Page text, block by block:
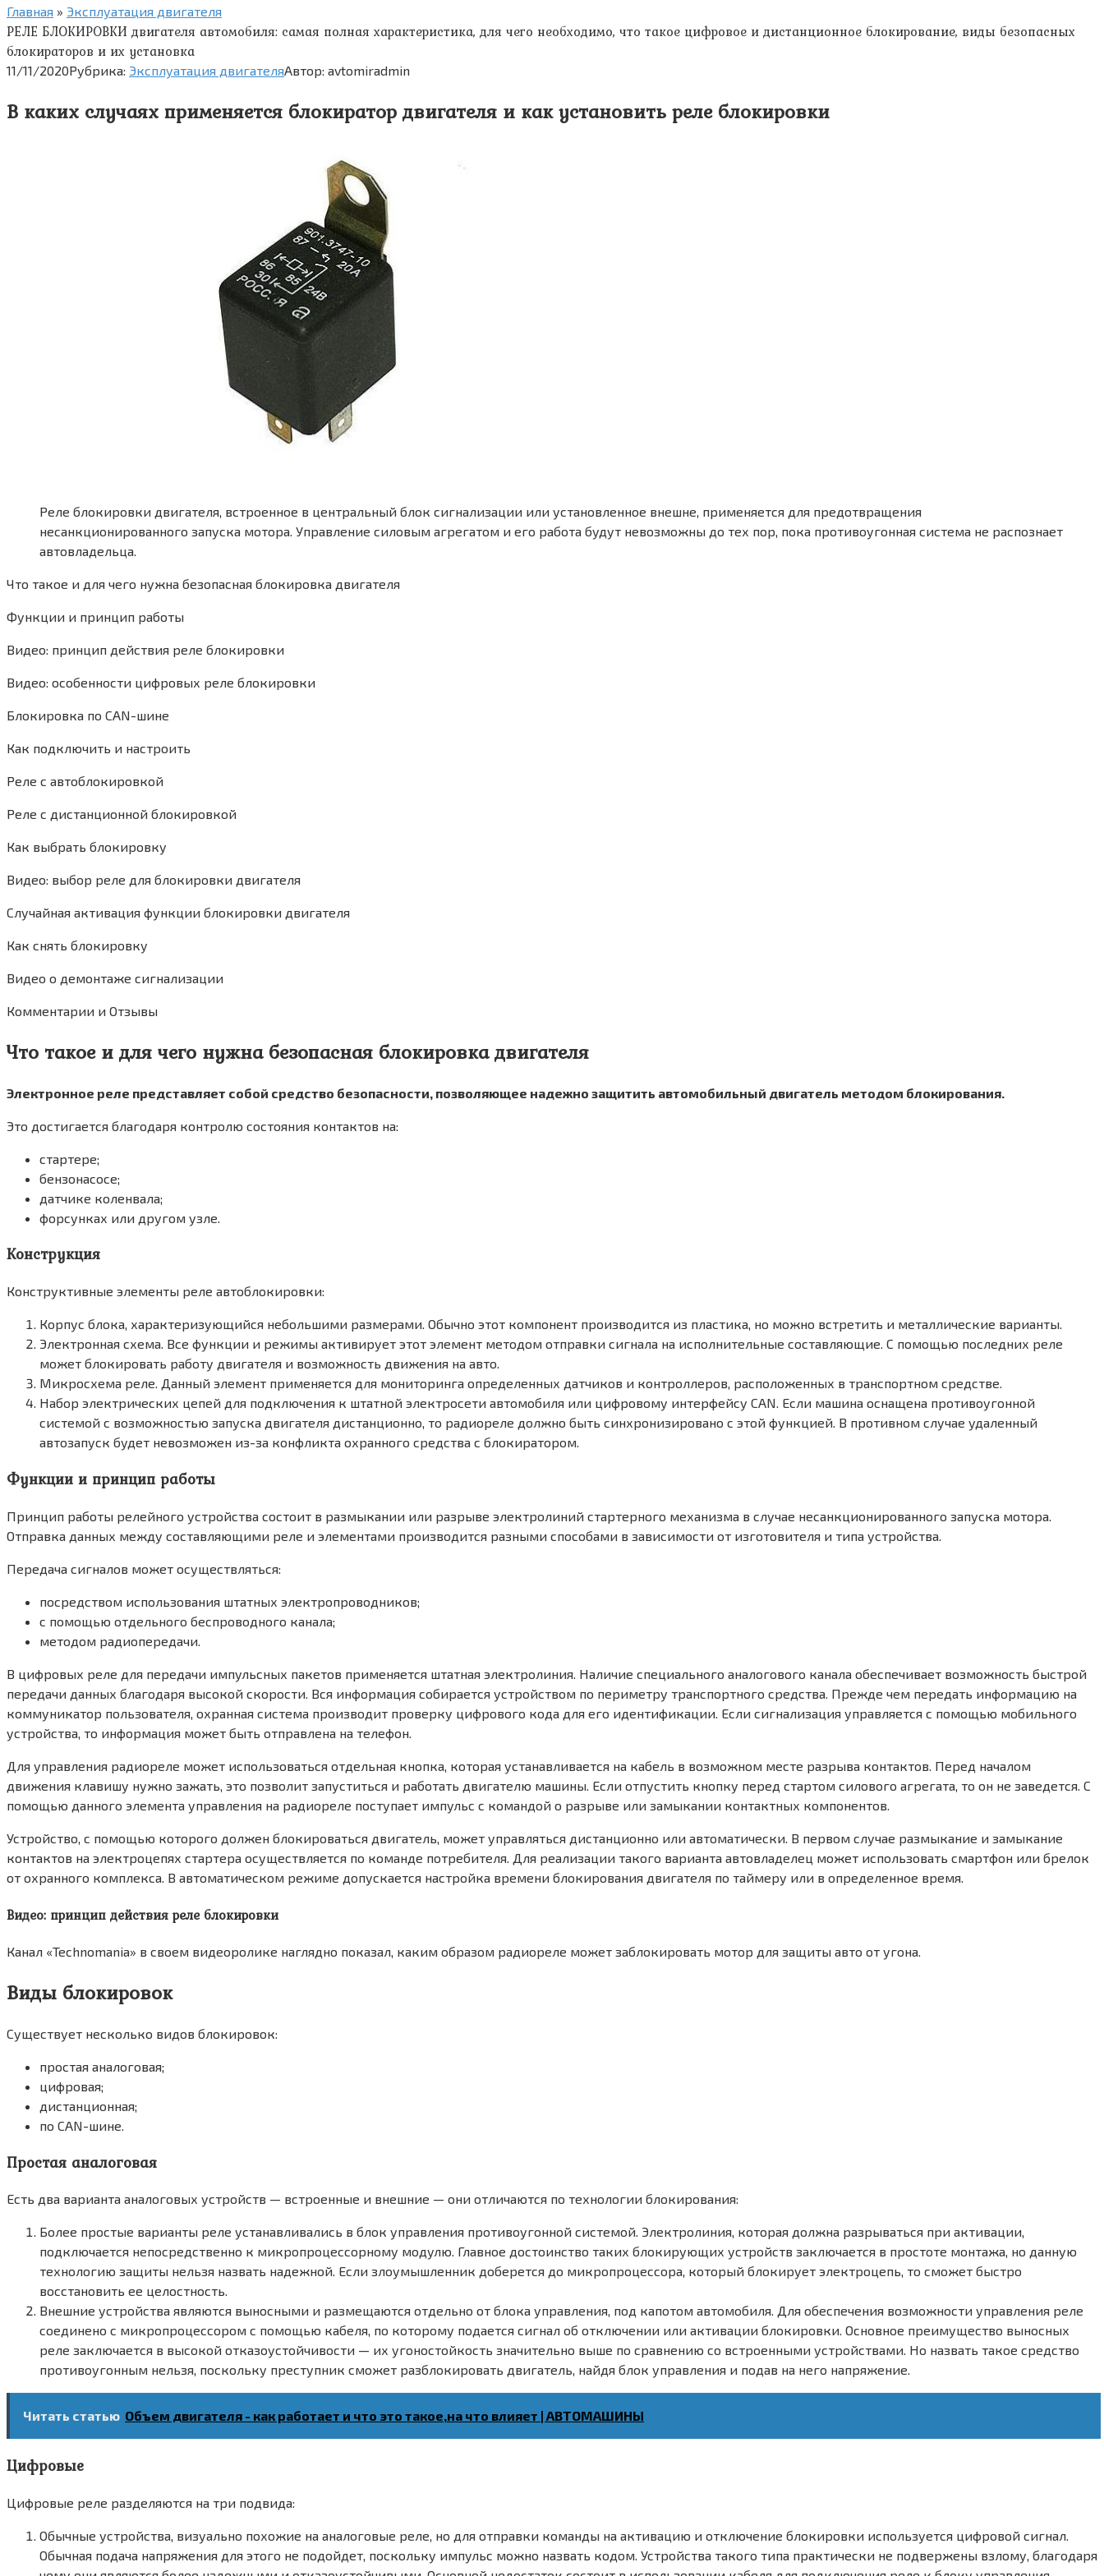
Главная » Эксплуатация двигателя
РЕЛЕ БЛОКИРОВКИ двигателя автомобиля: самая полная характеристика, для чего необходимо, что такое цифровое и дистанционное блокирование, виды безопасных
блокираторов и их установка
11/11/2020Рубрика: Эксплуатация двигателяАвтор: avtomiradmin
В каких случаях применяется блокиратор двигателя и как установить реле блокировки
Реле блокировки двигателя, встроенное в центральный блок сигнализации или установленное внешне, применяется для предотвращения
несанкционированного запуска мотора. Управление силовым агрегатом и его работа будут невозможны до тех пор, пока противоугонная система не распознает
автовладельца.
Что такое и для чего нужна безопасная блокировка двигателя
Функции и принцип работы
Видео: принцип действия реле блокировки
Видео: особенности цифровых реле блокировки
Блокировка по CAN-шине
Как подключить и настроить
Реле с автоблокировкой
Реле с дистанционной блокировкой
Как выбрать блокировку
Видео: выбор реле для блокировки двигателя
Случайная активация функции блокировки двигателя
Как снять блокировку
Видео о демонтаже сигнализации
Комментарии и Отзывы
Что такое и для чего нужна безопасная блокировка двигателя
Электронное реле представляет собой средство безопасности, позволяющее надежно защитить автомобильный двигатель методом блокирования.
Это достигается благодаря контролю состояния контактов на:
стартере;
бензонасосе;
датчике коленвала;
форсунках или другом узле.
Конструкция
Конструктивные элементы реле автоблокировки:
Корпус блока, характеризующийся небольшими размерами. Обычно этот компонент производится из пластика, но можно встретить и металлические варианты.
Электронная схема. Все функции и режимы активирует этот элемент методом отправки сигнала на исполнительные составляющие. С помощью последних реле
может блокировать работу двигателя и возможность движения на авто.
Микросхема реле. Данный элемент применяется для мониторинга определенных датчиков и контроллеров, расположенных в транспортном средстве.
Набор электрических цепей для подключения к штатной электросети автомобиля или цифровому интерфейсу CAN. Если машина оснащена противоугонной
системой с возможностью запуска двигателя дистанционно, то радиореле должно быть синхронизировано с этой функцией. В противном случае удаленный
автозапуск будет невозможен из-за конфликта охранного средства с блокиратором.
Функции и принцип работы
Принцип работы релейного устройства состоит в размыкании или разрыве электролиний стартерного механизма в случае несанкционированного запуска мотора.
Отправка данных между составляющими реле и элементами производится разными способами в зависимости от изготовителя и типа устройства.
Передача сигналов может осуществляться:
посредством использования штатных электропроводников;
с помощью отдельного беспроводного канала;
методом радиопередачи.
В цифровых реле для передачи импульсных пакетов применяется штатная электролиния. Наличие специального аналогового канала обеспечивает возможность быстрой
передачи данных благодаря высокой скорости. Вся информация собирается устройством по периметру транспортного средства. Прежде чем передать информацию на
коммуникатор пользователя, охранная система производит проверку цифрового кода для его идентификации. Если сигнализация управляется с помощью мобильного
устройства, то информация может быть отправлена на телефон.
Для управления радиореле может использоваться отдельная кнопка, которая устанавливается на кабель в возможном месте разрыва контактов. Перед началом
движения клавишу нужно зажать, это позволит запуститься и работать двигателю машины. Если отпустить кнопку перед стартом силового агрегата, то он не заведется. С
помощью данного элемента управления на радиореле поступает импульс с командой о разрыве или замыкании контактных компонентов.
Устройство, с помощью которого должен блокироваться двигатель, может управляться дистанционно или автоматически. В первом случае размыкание и замыкание
контактов на электроцепях стартера осуществляется по команде потребителя. Для реализации такого варианта автовладелец может использовать смартфон или брелок
от охранного комплекса. В автоматическом режиме допускается настройка времени блокирования двигателя по таймеру или в определенное время.
Видео: принцип действия реле блокировки
Канал «Technomania» в своем видеоролике наглядно показал, каким образом радиореле может заблокировать мотор для защиты авто от угона.
Виды блокировок
Существует несколько видов блокировок:
простая аналоговая;
цифровая;
дистанционная;
по CAN-шине.
Простая аналоговая
Есть два варианта аналоговых устройств — встроенные и внешние — они отличаются по технологии блокирования:
Более простые варианты реле устанавливались в блок управления противоугонной системой. Электролиния, которая должна разрываться при активации,
подключается непосредственно к микропроцессорному модулю. Главное достоинство таких блокирующих устройств заключается в простоте монтажа, но данную
технологию защиты нельзя назвать надежной. Если злоумышленник доберется до микропроцессора, который блокирует электроцепь, то сможет быстро
восстановить ее целостность.
Внешние устройства являются выносными и размещаются отдельно от блока управления, под капотом автомобиля. Для обеспечения возможности управления реле
соединено с микропроцессором с помощью кабеля, по которому подается сигнал об отключении или активации блокировки. Основное преимущество выносных
реле заключается в высокой отказоустойчивости — их угоностойкость значительно выше по сравнению со встроенными устройствами. Но назвать такое средство
противоугонным нельзя, поскольку преступник сможет разблокировать двигатель, найдя блок управления и подав на него напряжение.
Читать статью Объем двигателя - как работает и что это такое,на что влияет | АВТОМАШИНЫ
Цифровые
Цифровые реле разделяются на три подвида:
Обычные устройства, визуально похожие на аналоговые реле, но для отправки команды на активацию и отключение блокировки используется цифровой сигнал.
Обычная подача напряжения для этого не подойдет, поскольку импульс можно назвать кодом. Устройства такого типа практически не подвержены взлому, благодаря